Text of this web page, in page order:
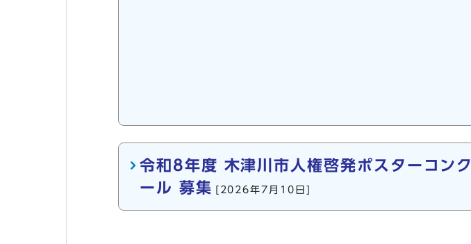
令和8年度 木津川市人権啓発ポスターコンク
ール 募集
[2026年7月10日]